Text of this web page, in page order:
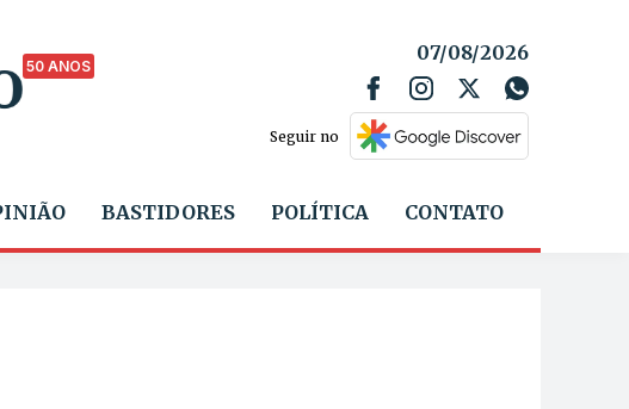
50 ANOS
07/08/2026
Seguir no
BASTIDORES POLÍTICA CONTATO